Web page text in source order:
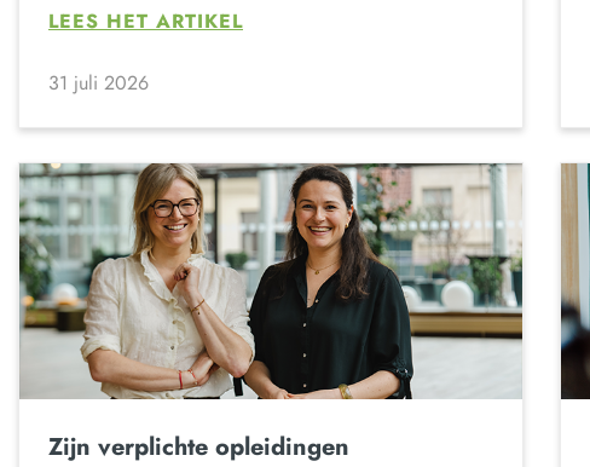
LEES HET ARTIKEL
31 juli 2026
Zijn verplichte opleidingen